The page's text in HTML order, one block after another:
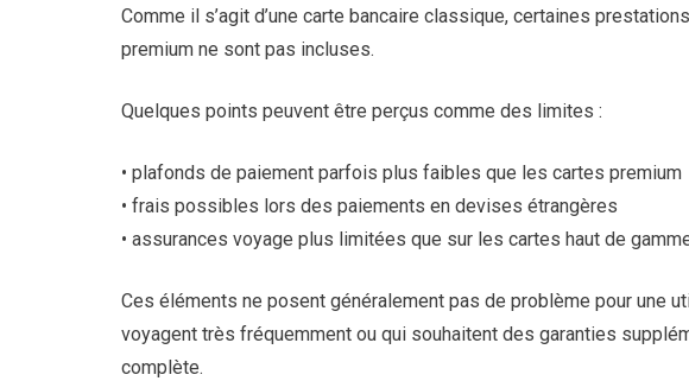
Comme il s’agit d’une carte bancaire classique, certaines
premium ne sont pas incluses.
Quelques points peuvent être perçus comme des limites :
• plafonds de paiement parfois plus faibles que les cartes premium
• frais possibles lors des paiements en devises étrangères
• assurances voyage plus limitées que sur les cartes haut de
Ces éléments ne posent généralement pas de problème pour une
voyagent très fréquemment ou qui souhaitent des garanties
complète.